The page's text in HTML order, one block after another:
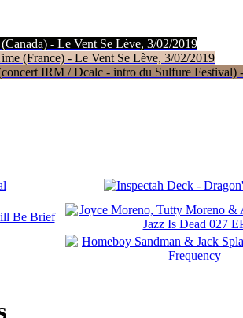
- Le Vent Se Lève, 3/02/2019
(France) - Le Vent Se Lève, 3/02/2019
IRM / Dcalc - intro du Sulfure Festival)